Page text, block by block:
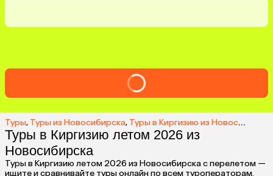
Туры, Туры из Новосибирска, Туры в Киргизию из Новосибирска
Туры в Киргизию летом 2026 из
Новосибирска
Туры в Киргизию летом 2026 из Новосибирска с перелетом —
ищите и сравнивайте туры онлайн по всем туроператорам.